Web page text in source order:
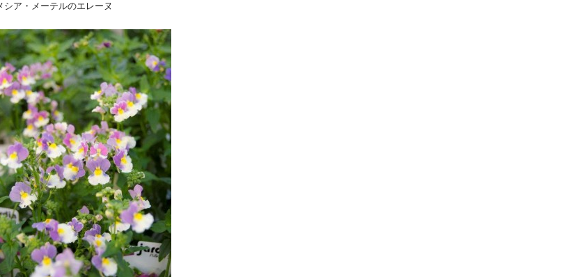
シア・メーテルのエレーヌ